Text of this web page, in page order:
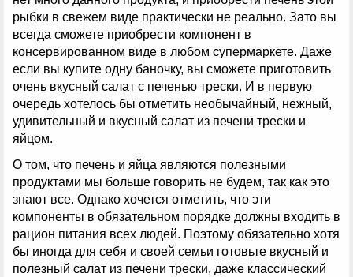
рыбки в свежем виде практически не реально. Зато вы
всегда сможете приобрести компонент в
консервированном виде в любом супермаркете. Даже
если вы купите одну баночку, вы сможете приготовить
очень вкусный салат с печенью трески. И в первую
очередь хотелось бы отметить необычайный, нежный,
удивительный и вкусный салат из печени трески и
яйцом.
О том, что печень и яйца являются полезными
продуктами мы больше говорить не будем, так как это
знают все. Однако хочется отметить, что эти
компоненты в обязательном порядке должны входить в
рацион питания всех людей. Поэтому обязательно хотя
бы иногда для себя и своей семьи готовьте вкусный и
полезный салат из печени трески, даже классический